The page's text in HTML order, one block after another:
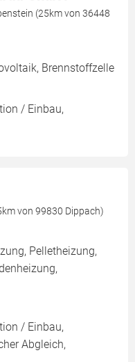
(25km von 36448
Brennstoffzelle
/ Einbau,
von 99830 Dippach)
Pelletheizung,
/ Einbau,
Abgleich,